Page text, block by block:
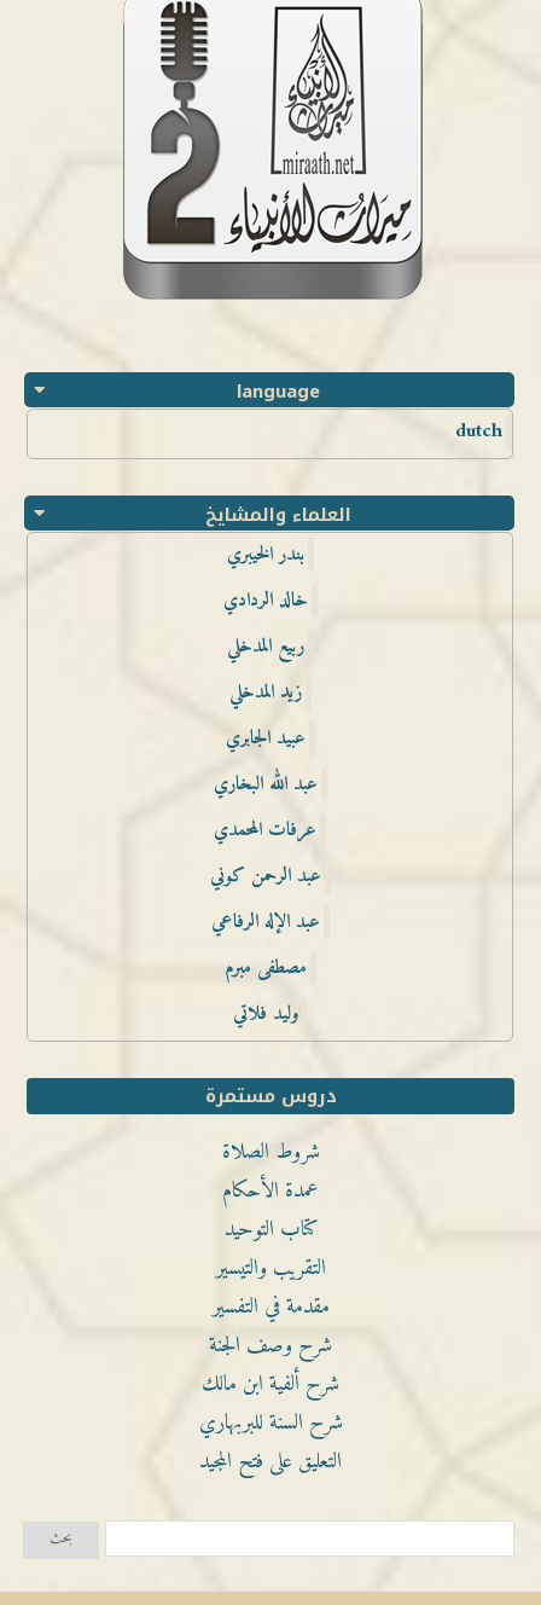
language
dutch
العلماء والمشايخ
بندر الخيبري
خالد الردادي
ربيع المدخلي
زيد المدخلي
عبيد الجابري
عبد الله البخاري
عرفات المحمدي
عبد الرحمن كوني
عبد الإله الرفاعي
مصطفى مبرم
وليد فلاتي
دروس مستمرة
شروط الصلاة
عمدة الأحكام
كتاب التوحيد
التقريب والتيسير
مقدمة في التفسير
شرح وصف الجنة
شرح ألفية ابن مالك
شرح السنة للبربهاري
التعليق على فتح المجيد